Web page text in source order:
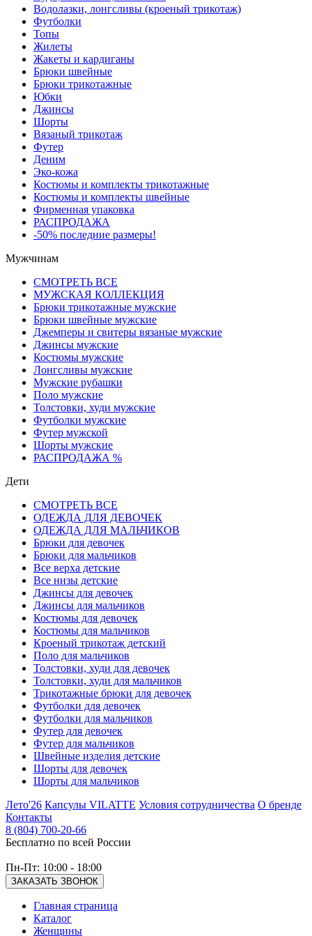
Водолазки, лонгсливы (кроеный трикотаж)
Футболки
Топы
Жилеты
Жакеты и кардиганы
Брюки швейные
Брюки трикотажные
Юбки
Джинсы
Шорты
Вязаный трикотаж
Футер
Деним
Эко-кожа
Костюмы и комплекты трикотажные
Костюмы и комплекты швейные
Фирменная упаковка
РАСПРОДАЖА
-50% последние размеры!
Мужчинам
СМОТРЕТЬ ВСЕ
МУЖСКАЯ КОЛЛЕКЦИЯ
Брюки трикотажные мужские
Брюки швейные мужские
Джемперы и свитеры вязаные мужские
Джинсы мужские
Костюмы мужские
Лонгсливы мужские
Мужские рубашки
Поло мужские
Толстовки, худи мужские
Футболки мужские
Футер мужской
Шорты мужские
РАСПРОДАЖА %
Дети
СМОТРЕТЬ ВСЕ
ОДЕЖДА ДЛЯ ДЕВОЧЕК
ОДЕЖДА ДЛЯ МАЛЬЧИКОВ
Брюки для девочек
Брюки для мальчиков
Все верха детские
Все низы детские
Джинсы для девочек
Джинсы для мальчиков
Костюмы для девочек
Костюмы для мальчиков
Кроеный трикотаж детский
Поло для мальчиков
Толстовки, худи для девочек
Толстовки, худи для мальчиков
Трикотажные брюки для девочек
Футболки для девочек
Футболки для мальчиков
Футер для девочек
Футер для мальчиков
Швейные изделия детские
Шорты для девочек
Шорты для мальчиков
Лето'26 Капсулы VILATTE Условия сотрудничества О бренде
Контакты
8 (804) 700-20-66
Бесплатно по всей России
Пн-Пт: 10:00 - 18:00
ЗАКАЗАТЬ ЗВОНОК
Главная страница
Каталог
Женщины